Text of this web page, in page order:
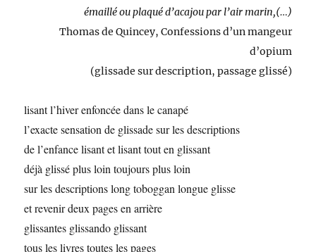
émaillé ou plaqué d’acajou par l’air marin,(…)
Thomas de Quincey, Confessions d’un mangeur
d’opium
(glissade sur description, passage glissé)
lisant l’hiver enfoncée dans le canapé
l’exacte sensation de glissade sur les descriptions
de l’enfance lisant et lisant tout en glissant
déjà glissé plus loin toujours plus loin
sur les descriptions long toboggan longue glisse
et revenir deux pages en arrière
glissantes glissando glissant
tous les livres toutes les pages